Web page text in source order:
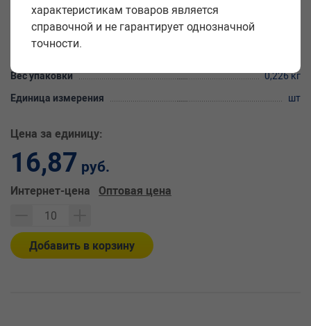
Производитель
Класс прочности
Вес упаковки
0,226 кг
Единица измерения
шт
Цена за единицу:
16,87 руб.
Интернет-цена Оптовая цена
Добавить в корзину
характеристикам товаров является
справочной и не гарантирует однозначной
точности.